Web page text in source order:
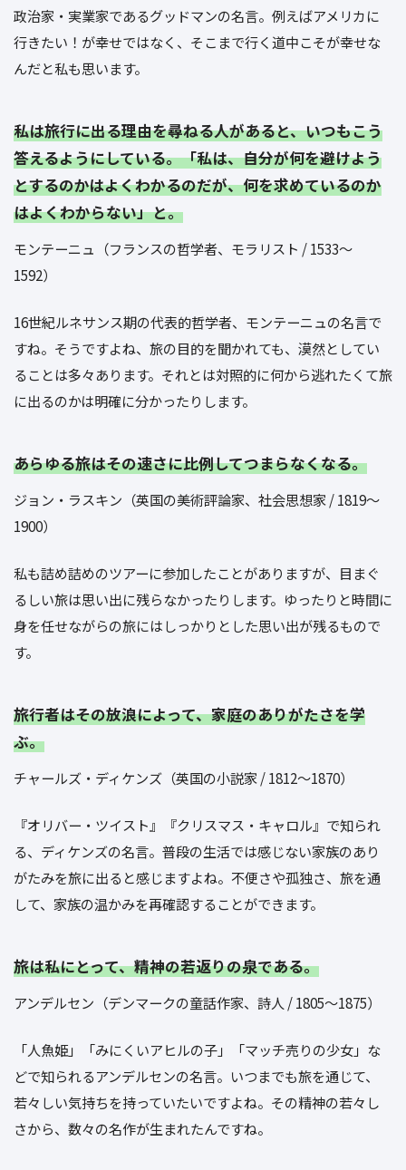
政治家・実業家であるグッドマンの名言。例えばアメリカに
行きたい！が幸せではなく、そこまで行く道中こそが幸せな
んだと私も思います。
私は旅行に出る理由を尋ねる人があると、いつもこう
答えるようにしている。「私は、自分が何を避けよう
とするのかはよくわかるのだが、何を求めているのか
はよくわからない」と。
モンテーニュ（フランスの哲学者、モラリスト / 1533～
1592）
16世紀ルネサンス期の代表的哲学者、モンテーニュの名言で
すね。そうですよね、旅の目的を聞かれても、漠然としてい
ることは多々あります。それとは対照的に何から逃れたくて旅
に出るのかは明確に分かったりします。
あらゆる旅はその速さに比例してつまらなくなる。
ジョン・ラスキン（英国の美術評論家、社会思想家 / 1819～
1900）
私も詰め詰めのツアーに参加したことがありますが、目まぐ
るしい旅は思い出に残らなかったりします。ゆったりと時間に
身を任せながらの旅にはしっかりとした思い出が残るもので
す。
旅行者はその放浪によって、家庭のありがたさを学
ぶ。
チャールズ・ディケンズ（英国の小説家 / 1812～1870）
『オリバー・ツイスト』『クリスマス・キャロル』で知られ
る、ディケンズの名言。普段の生活では感じない家族のあり
がたみを旅に出ると感じますよね。不便さや孤独さ、旅を通
して、家族の温かみを再確認することができます。
旅は私にとって、精神の若返りの泉である。
アンデルセン（デンマークの童話作家、詩人 / 1805～1875）
「人魚姫」「みにくいアヒルの子」「マッチ売りの少女」な
どで知られるアンデルセンの名言。いつまでも旅を通じて、
若々しい気持ちを持っていたいですよね。その精神の若々し
さから、数々の名作が生まれたんですね。